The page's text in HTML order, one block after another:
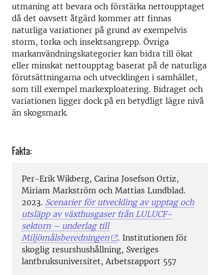
utmaning att bevara och förstärka nettoupptaget
då det oavsett åtgärd kommer att finnas
naturliga variationer på grund av exempelvis
storm, torka och insektsangrepp. Övriga
markanvändningskategorier kan bidra till ökat
eller minskat nettoupptag baserat på de naturliga
förutsättningarna och utvecklingen i samhället,
som till exempel markexploatering. Bidraget och
variationen ligger dock på en betydligt lägre nivå
än skogsmark.
Fakta:
Per-Erik Wikberg, Carina Josefson Ortiz,
Miriam Markström och Mattias Lundblad.
2023. Scenarier för utveckling av upptag och
utsläpp av växthusgaser från LULUCF-
sektorn – underlag till
Miljömålsberedningen
. Institutionen för
skoglig resurshushållning, Sveriges
lantbruksuniversitet, Arbetsrapport 557